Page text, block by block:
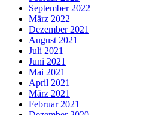
September 2022
März 2022
Dezember 2021
August 2021
Juli 2021
Juni 2021
Mai 2021
April 2021
März 2021
Februar 2021